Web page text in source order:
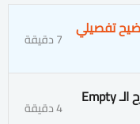
تفصيلي 7 دقيقة
2. الدرس الثاني والعشرون : شرح الـ Empty 4 دقيقة